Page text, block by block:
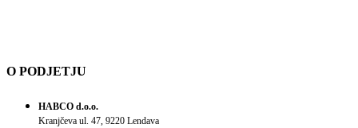
O PODJETJU
HABCO d.o.o.
Kranjčeva ul. 47, 9220 Lendava